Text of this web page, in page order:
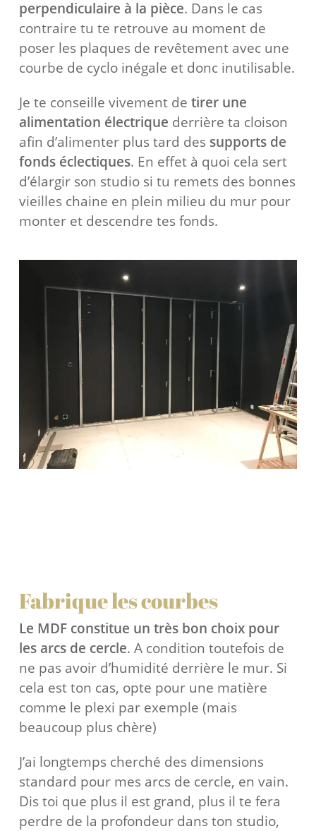
perpendiculaire à la pièce. Dans le cas
contraire tu te retrouve au moment de
poser les plaques de revêtement avec une
courbe de cyclo inégale et donc inutilisable.
Je te conseille vivement de tirer une
alimentation électrique derrière ta cloison
afin d’alimenter plus tard des supports de
fonds éclectiques. En effet à quoi cela sert
d’élargir son studio si tu remets des bonnes
vieilles chaine en plein milieu du mur pour
monter et descendre tes fonds.
Fabrique les courbes
Le MDF constitue un très bon choix pour
les arcs de cercle. A condition toutefois de
ne pas avoir d’humidité derrière le mur. Si
cela est ton cas, opte pour une matière
comme le plexi par exemple (mais
beaucoup plus chère)
J’ai longtemps cherché des dimensions
standard pour mes arcs de cercle, en vain.
Dis toi que plus il est grand, plus il te fera
perdre de la profondeur dans ton studio,